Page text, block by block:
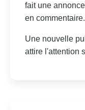
fait une
en commentaire.
Une nouvelle
attire l'attention